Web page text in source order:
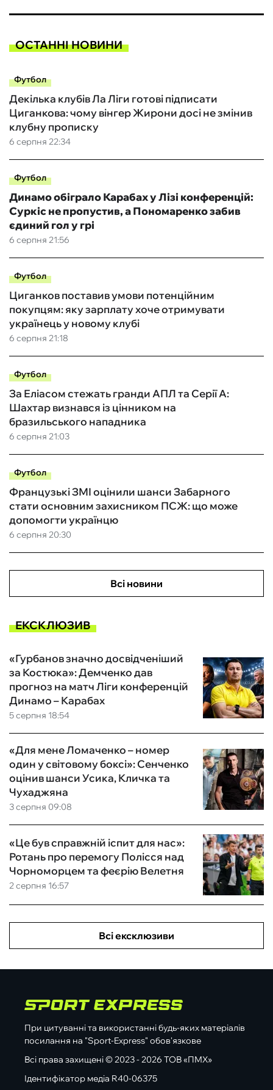
ОСТАННІ НОВИНИ
Футбол
6 серпня 22:34
Декілька клубів Ла Ліги готові підписати
Циганкова: чому вінгер Жирони досі не змінив
клубну прописку
Футбол
6 серпня 21:56
Динамо обіграло Карабах у Лізі конференцій:
Суркіс не пропустив, а Пономаренко забив
єдиний гол у грі
Футбол
6 серпня 21:18
Циганков поставив умови потенційним
покупцям: яку зарплату хоче отримувати
українець у новому клубі
Футбол
6 серпня 21:03
За Еліасом стежать гранди АПЛ та Серії А:
Шахтар визнався із цінником на
бразильського нападника
Футбол
6 серпня 20:30
Французькі ЗМІ оцінили шанси Забарного
стати основним захисником ПСЖ: що може
допомогти українцю
Всі новини
ЕКСКЛЮЗИВ
5 серпня 18:54
«Гурбанов значно досвідченіший
за Костюка»: Демченко дав
прогноз на матч Ліги конференцій
Динамо – Карабах
3 серпня 09:08
«Для мене Ломаченко – номер
один у світовому боксі»: Сенченко
оцінив шанси Усика, Кличка та
Чухаджяна
2 серпня 16:57
«Це був справжній іспит для нас»:
Ротань про перемогу Полісся над
Чорноморцем та феєрію Велетня
Всі ексклюзиви
При цитуванні та використанні будь-яких матеріалів
посилання на "Sport-Express" обов'язкове
Всі права захищені © 2023 - 2026 ТОВ «ПМХ»
Ідентифікатор медіа R40-06375